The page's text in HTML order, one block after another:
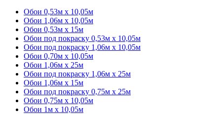
Обои 0,53м x 10,05м
Обои 1,06м х 10,05м
Обои 0,53м x 15м
Обои под покраску 0,53м x 10,05м
Обои под покраску 1,06м х 10,05м
Обои 0,70м x 10,05м
Обои 1,06м x 25м
Обои под покраску 1,06м x 25м
Обои 1,06м x 15м
Обои под покраску 0,75м x 25м
Обои 0,75м x 10,05м
Обои 1м х 10,05м